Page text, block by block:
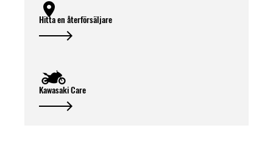
Hitta en återförsäljare
Kawasaki Care